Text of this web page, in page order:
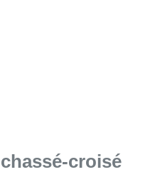
croisé